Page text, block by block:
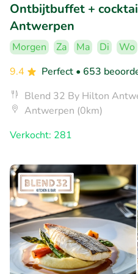
Ontbijtbuffet +
Antwerpen
Morgen Za Ma Di
Wo
9.4
Perfect • 653
Blend 32 By Hilton
Antwerpen (0km)
Verkocht: 281